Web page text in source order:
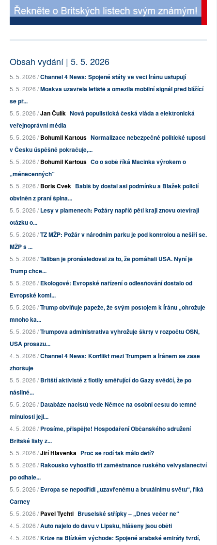
Obsah vydání | 5. 5. 2026
5. 5. 2026 /Channel 4 News: Spojené státy ve věci Íránu ustupují
5. 5. 2026 /Moskva uzavřela letiště a omezila mobilní signál před blížící
se př...
5. 5. 2026 /Jan Čulík Nová populistická česká vláda a elektronická
veřejnoprávní média
5. 5. 2026 /Bohumil Kartous Normalizace nebezpečné politické tuposti
v Česku úspěšně pokračuje,...
5. 5. 2026 /Bohumil Kartous Co o sobě říká Macinka výrokem o
„méněcenných“
5. 5. 2026 /Boris Cvek Babiš by dostal asi podmínku a Blažek policií
obviněn z praní špina...
5. 5. 2026 /Lesy v plamenech: Požáry napříč pěti kraji znovu otevírají
otázku o...
5. 5. 2026 /TZ MŽP: Požár v národním parku je pod kontrolou a nešíří se.
MŽP s ...
5. 5. 2026 /Taliban je pronásledoval za to, že pomáhali USA. Nyní je
Trump chce...
5. 5. 2026 /Ekologové: Evropské nařízení o odlesňování dostalo od
Evropské komi...
5. 5. 2026 /Trump obviňuje papeže, že svým postojem k Íránu „ohrožuje
mnoho ka...
5. 5. 2026 /Trumpova administrativa vyhrožuje škrty v rozpočtu OSN,
USA prosazu...
4. 5. 2026 /Channel 4 News: Konflikt mezi Trumpem a Íránem se zase
zhoršuje
5. 5. 2026 /Britští aktivisté z flotily směřující do Gazy svědčí, že po
násilné...
5. 5. 2026 /Databáze nacistů vede Němce na osobní cestu do temné
minulosti jeji...
4. 5. 2026 /Prosíme, přispějte! Hospodaření Občanského sdružení
Britské listy z...
5. 5. 2026 /Jiří Hlavenka Proč se rodí tak málo dětí?
5. 5. 2026 /Rakousko vyhostilo tři zaměstnance ruského velvyslanectví
po odhale...
5. 5. 2026 /Evropa se nepodřídí „uzavřenému a brutálnímu světu“, říká
Carney
5. 5. 2026 /Pavel Tychtl Bruselské střípky – „Dnes večer ne“
4. 5. 2026 /Auto najelo do davu v Lipsku, hlášeny jsou oběti
4. 5. 2026 /Krize na Blízkém východě: Spojené arabské emiráty tvrdí,